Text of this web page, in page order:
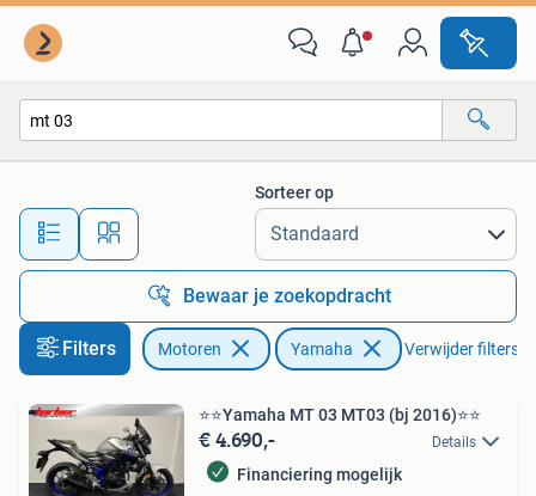
Alle afstanden…
Sorteer op
Bewaar je zoekopdracht
Filters Motoren Yamaha Verwijder filters
⭐️⭐Yamaha MT 03 MT03 (bj 2016)⭐️⭐
€ 4.690,- Details
Financiering mogelijk